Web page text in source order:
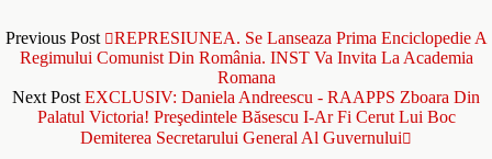
Previous Post
REPRESIUNEA. Se Lanseaza Prima Enciclopedie A
Regimului Comunist Din România. INST Va Invita La Academia
Romana
Next Post EXCLUSIV: Daniela Andreescu - RAAPPS Zboara Din
Palatul Victoria! Preşedintele Băsescu I-Ar Fi Cerut Lui Boc
Demiterea Secretarului General Al Guvernului